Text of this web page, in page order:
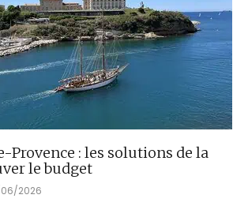
: les solutions de la
le budget
06/2026